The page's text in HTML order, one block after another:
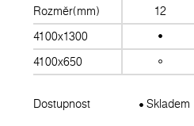
Rozměr(mm)
12
4100x1300
4100x650
Dostupnost Skladem